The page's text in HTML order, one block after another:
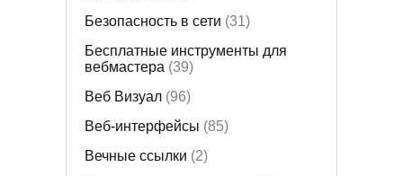
Безопасность в сети (31)
Бесплатные инструменты для
вебмастера (39)
Веб Визуал(96)
Веб-интерфейсы (85)
Вечные ссылки (2)